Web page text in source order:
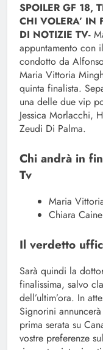
SPOILER GF 18,
CHI VOLERA’ IN
DI NOTIZIE TV-
appuntamento con
condotto da
Maria Vittoria
quinta finalista.
una delle due vip
Jessica Morlacchi,
Zeudi Di Palma.
Chi andrà in
Tv
Maria
Chiara
Il verdetto
Sarà quindi la
finalissima, salvo
dell’ultim’ora. In
Signorini
prima serata su
vostre preferenze